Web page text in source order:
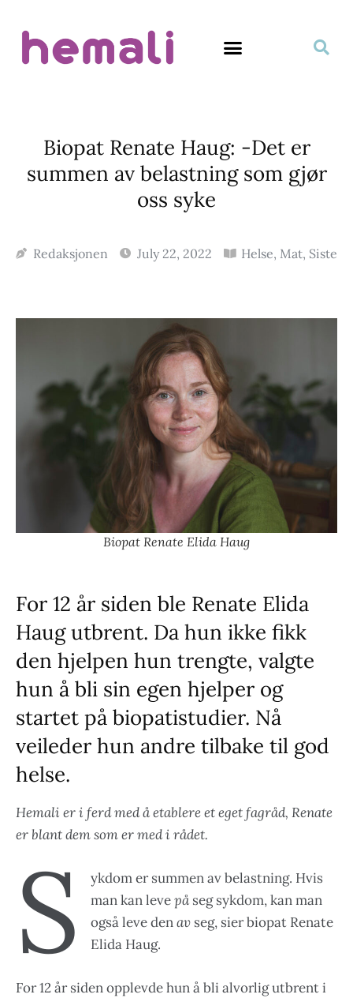
Biopat Renate Haug: -Det er
summen av belastning som gjør
oss syke
Redaksjonen July 22, 2022 Helse, Mat, Siste
Biopat Renate Elida Haug
For 12 år siden ble Renate Elida
Haug utbrent. Da hun ikke fikk
den hjelpen hun trengte, valgte
hun å bli sin egen hjelper og
startet på biopatistudier. Nå
veileder hun andre tilbake til god
helse.
Hemali er i ferd med å etablere et eget fagråd, Renate
er blant dem som er med i rådet.
S
ykdom er summen av belastning. Hvis
man kan levepå seg sykdom, kan man
også leve denav seg, sier biopat Renate
Elida Haug.
For 12 år siden opplevde hun å bli alvorlig utbrent i